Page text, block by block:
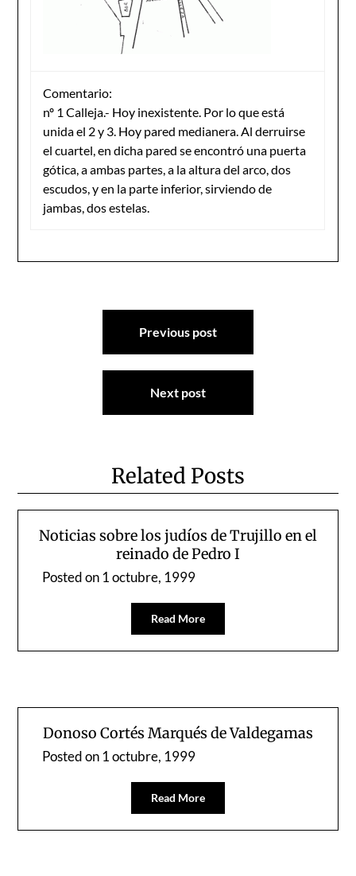
Comentario:
nº 1 Calleja.- Hoy inexistente. Por lo que está
unida el 2 y 3. Hoy pared medianera. Al derruirse
el cuartel, en dicha pared se encontró una puerta
gótica, a ambas partes, a la altura del arco, dos
escudos, y en la parte inferior, sirviendo de
jambas, dos estelas.
Navegación
entradas
Previous post
Next post
Related Posts
Noticias sobre los judíos de Trujillo en el
reinado de Pedro I
Posted on1 octubre, 1999
Read More
Donoso Cortés Marqués de Valdegamas
Posted on1 octubre, 1999
Read More